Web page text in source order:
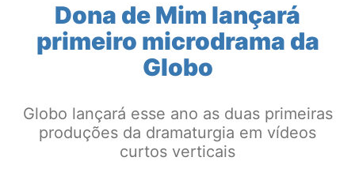
Dona de Mim lançará
primeiro microdrama da
Globo
Globo lançará esse ano as duas primeiras
produções da dramaturgia em vídeos
curtos verticais